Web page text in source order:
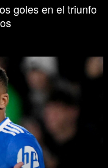
goles en el triunfo